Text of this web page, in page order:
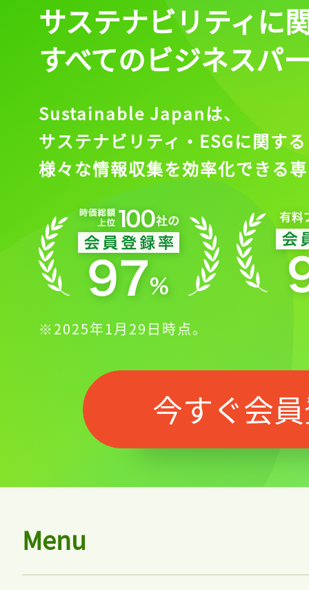
サステナビリティに
すべてのビジネスパ
Sustainable Japanは、
サステナビリティ・ESGに関する
様々な情報収集を効率化できる
※2025年1月29日時点。
今すぐ会
Menu